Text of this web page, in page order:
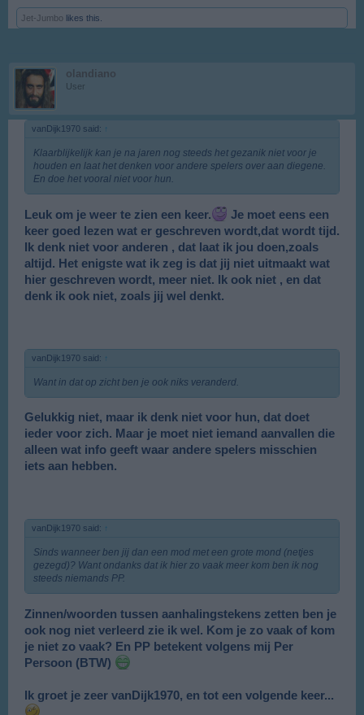
Jet-Jumbo likes this.
olandiano
User
vanDijk1970 said: ↑
Klaarblijkelijk kan je na jaren nog steeds het gezanik niet voor je
houden en laat het denken voor andere spelers over aan diegene.
En doe het vooral niet voor hun.
Leuk om je weer te zien een keer.
Je moet eens een
keer goed lezen wat er geschreven wordt,dat wordt tijd.
Ik denk niet voor anderen , dat laat ik jou doen,zoals
altijd. Het enigste wat ik zeg is dat jij niet uitmaakt wat
hier geschreven wordt, meer niet. Ik ook niet , en dat
denk ik ook niet, zoals jij wel denkt.
vanDijk1970 said: ↑
Want in dat op zicht ben je ook niks veranderd.
Gelukkig niet, maar ik denk niet voor hun, dat doet
ieder voor zich. Maar je moet niet iemand aanvallen die
alleen wat info geeft waar andere spelers misschien
iets aan hebben.
vanDijk1970 said: ↑
Sinds wanneer ben jij dan een mod met een grote mond (netjes
gezegd)? Want ondanks dat ik hier zo vaak meer kom ben ik nog
steeds niemands PP.
Zinnen/woorden tussen aanhalingstekens zetten ben je
ook nog niet verleerd zie ik wel. Kom je zo vaak of kom
je niet zo vaak? En PP betekent volgens mij Per
Persoon (BTW)
Ik groet je zeer vanDijk1970, en tot een volgende keer...